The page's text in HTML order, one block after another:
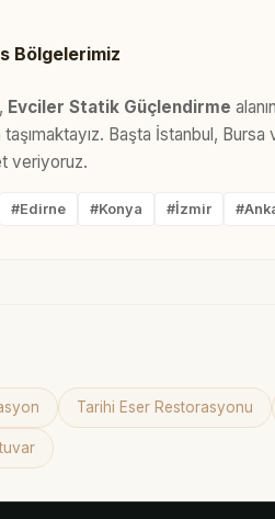
Bölgelerimiz
Evciler Statik Güçlendirme
taşımaktayız. Başta İstanbul,
veriyoruz.
#Edirne #Konya #İzmir
Tarihi Eser Restorasyonu